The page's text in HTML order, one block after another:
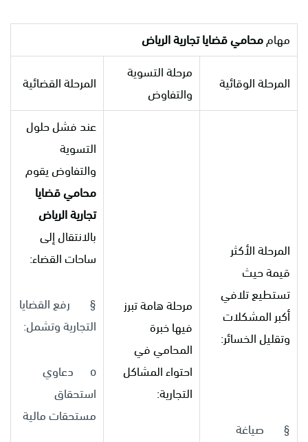
مهاممحامي قضايا تجارية الرياض
المرحلة الوقائية
مرحلة التسوية
والتفاوض
المرحلة القضائية
المرحلة الأكثر
قيمة حيث
تستطيع تلافي
أكبر المشكلات
وتقليل الخسائر:
§ صياغة
مرحلة هامة تبرز
فيها خبرة
المحامي في
احتواء المشاكل
التجارية:
عند فشل حلول
التسوية
والتفاوض يقوم
محامي قضايا
تجارية الرياض
بالانتقال إلى
ساحات القضاء:
§ رفع القضايا
التجارية وتشمل:
o دعاوي
استحقاق
مستحقات مالية